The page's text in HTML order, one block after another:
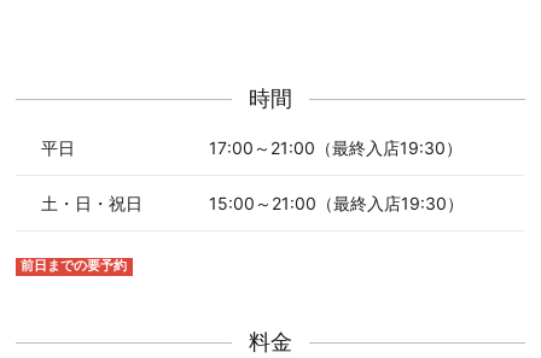
時間
平日 17:00～21:00（最終入店19:30）
土・日・祝日 15:00～21:00（最終入店19:30）
前日までの要予約
料金